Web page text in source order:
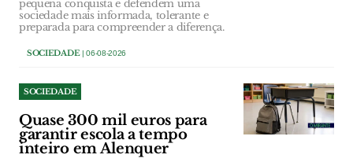
pequena conquista e defendem uma
sociedade mais informada, tolerante e
preparada para compreender a diferença.
SOCIEDADE| 06-08-2026
SOCIEDADE
Quase 300 mil euros para
garantir escola a tempo
inteiro em Alenquer